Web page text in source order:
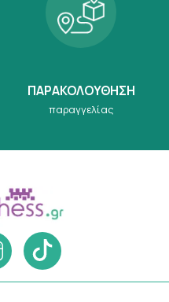
ΠΑΡΑΚΟΛΟΥΘΗΣΗ
παραγγελίας